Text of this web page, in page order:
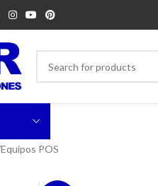
Equipos POS